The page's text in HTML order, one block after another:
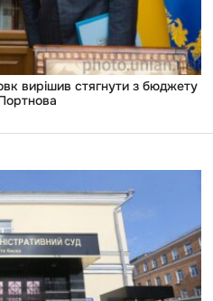
вирішив стягнути з бюджету